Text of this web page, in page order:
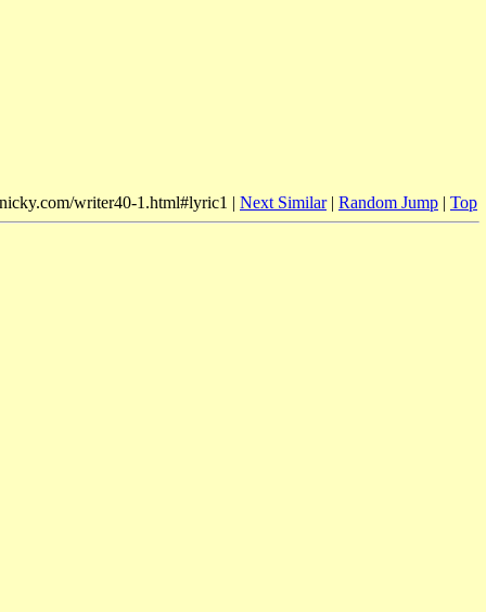
writer40-1.html#lyric1 | Next Similar| Random Jump | Top